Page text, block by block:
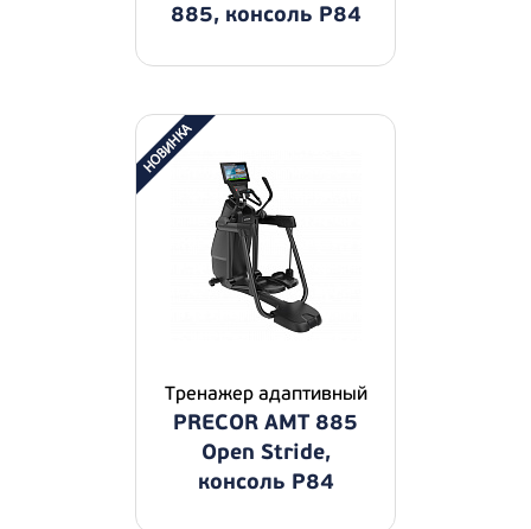
885, консоль P84
Тренажер адаптивный
PRECOR AMT 885
Open Stride,
консоль P84